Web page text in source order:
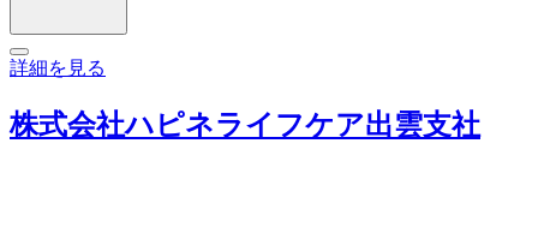
詳細を見る
株式会社ハピネライフケア出雲支社